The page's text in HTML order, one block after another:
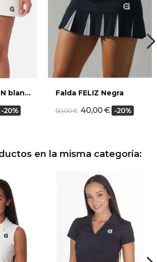
FALDA FUSSION blanca
-20%
Falda FELIZ Negra
50,00 € 40,00 € -20%
en la misma categoría: